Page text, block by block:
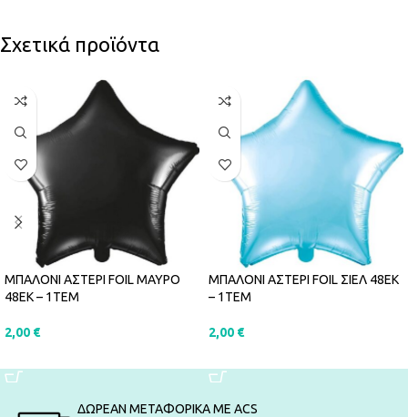
Σχετικά προϊόντα
ΜΠΑΛΟΝΙ ΑΣΤΕΡΙ FOIL ΜΑΥΡΟ
48ΕΚ – 1ΤΕΜ
2,00 €
ΜΠΑΛΟΝΙ ΑΣΤΕΡΙ FOIL ΣΙΕΛ 48ΕΚ
– 1ΤΕΜ
2,00 €
ΔΩΡΕΑΝ ΜΕΤΑΦΟΡΙΚΑ ΜΕ ACS